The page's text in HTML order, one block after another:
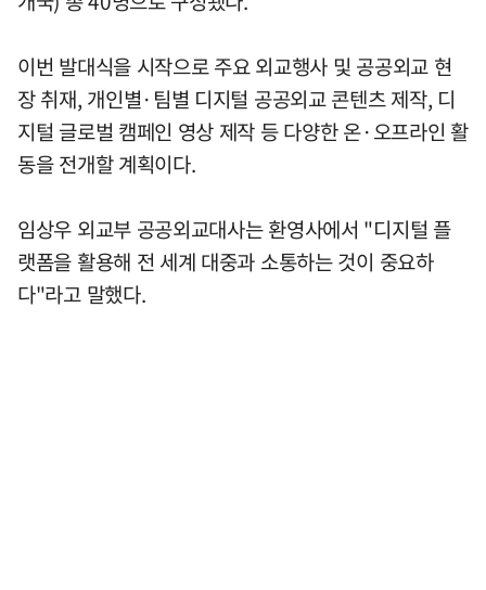
이번 발대식을 시작으로 주요 외교행사 및 공공외교 현
장 취재, 개인별·팀별 디지털 공공외교 콘텐츠 제작, 디
지털 글로벌 캠페인 영상 제작 등 다양한 온·오프라인 활
동을 전개할 계획이다.
임상우 외교부 공공외교대사는 환영사에서 "디지털 플
랫폼을 활용해 전 세계 대중과 소통하는 것이 중요하
다"라고 말했다.